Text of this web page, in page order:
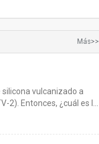
Más>>
silicona vulcanizado a
Entonces, ¿cuál es la
…